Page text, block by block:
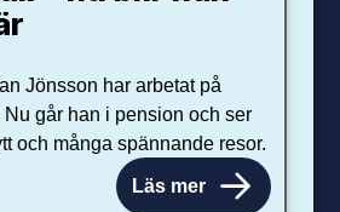
Jönsson har arbetat på
Nu går han i pension och ser
och många spännande resor.
Läs mer